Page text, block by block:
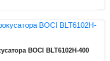
BOCI BLT6102H-400